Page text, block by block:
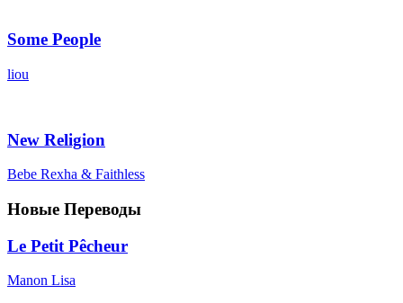
Some People
liou
New Religion
Bebe Rexha & Faithless
Новые Переводы
Le Petit Pêcheur
Manon Lisa